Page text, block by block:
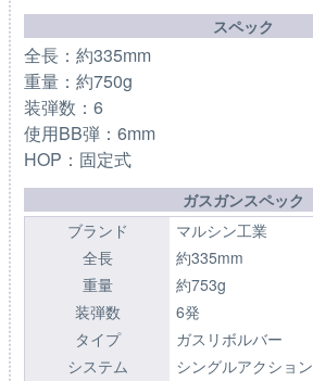
スペック
全長：約335mm
重量：約750g
装弾数：6
使用BB弾：6mm
HOP：固定式
ガスガンスペック
ブランド
マルシン工業
全長
約335mm
重量
約753g
装弾数
6発
タイプ
ガスリボルバー
システム
シングルアクション